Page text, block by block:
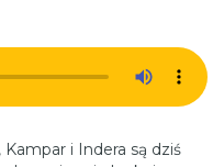
i Indera są dziś